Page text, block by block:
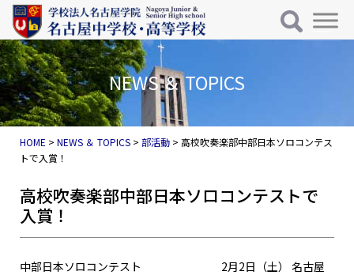
コンテンツへスキップ
メインナビゲーション
NEWS ＆ TOPICS
HOME >NEWS ＆ TOPICS >部活動 >高校吹奏楽部中部日本ソロコンテス
トで入賞！
高校吹奏楽部中部日本ソロコンテストで
入賞！
中部日本ソロコンテスト 2月2日（土） 名古屋